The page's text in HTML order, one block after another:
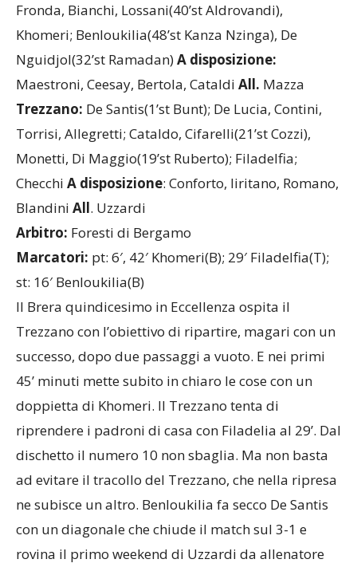
Fronda, Bianchi, Lossani(40’st Aldrovandi),
Khomeri; Benloukilia(48’st Kanza Nzinga), De
Nguidjol(32’st Ramadan)A disposizione:
Maestroni, Ceesay, Bertola, Cataldi All. Mazza
Trezzano: De Santis(1’st Bunt); De Lucia, Contini,
Torrisi, Allegretti; Cataldo, Cifarelli(21’st Cozzi),
Monetti, Di Maggio(19’st Ruberto); Filadelfia;
Checchi A disposizione: Conforto, Iiritano, Romano,
Blandini All. Uzzardi
Arbitro: Foresti di Bergamo
Marcatori: pt: 6′, 42′ Khomeri(B); 29′ Filadelfia(T);
st: 16′ Benloukilia(B)
Il Brera quindicesimo in Eccellenza ospita il
Trezzano con l’obiettivo di ripartire, magari con un
successo, dopo due passaggi a vuoto. E nei primi
45’ minuti mette subito in chiaro le cose con un
doppietta di Khomeri. Il Trezzano tenta di
riprendere i padroni di casa con Filadelia al 29’. Dal
dischetto il numero 10 non sbaglia. Ma non basta
ad evitare il tracollo del Trezzano, che nella ripresa
ne subisce un altro. Benloukilia fa secco De Santis
con un diagonale che chiude il match sul 3-1 e
rovina il primo weekend di Uzzardi da allenatore